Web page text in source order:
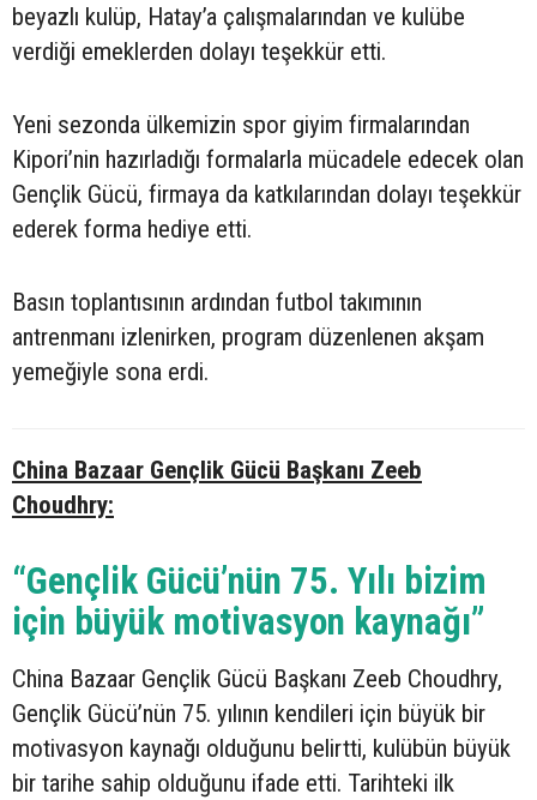
beyazlı kulüp, Hatay’a çalışmalarından ve kulübe
verdiği emeklerden dolayı teşekkür etti.
Yeni sezonda ülkemizin spor giyim firmalarından
Kipori’nin hazırladığı formalarla mücadele edecek olan
Gençlik Gücü, firmaya da katkılarından dolayı teşekkür
ederek forma hediye etti.
Basın toplantısının ardından futbol takımının
antrenmanı izlenirken, program düzenlenen akşam
yemeğiyle sona erdi.
China Bazaar Gençlik Gücü Başkanı Zeeb
Choudhry:
“Gençlik Gücü’nün 75. Yılı bizim
için büyük motivasyon kaynağı”
China Bazaar Gençlik Gücü Başkanı Zeeb Choudhry,
Gençlik Gücü’nün 75. yılının kendileri için büyük bir
motivasyon kaynağı olduğunu belirtti, kulübün büyük
bir tarihe sahip olduğunu ifade etti. Tarihteki ilk